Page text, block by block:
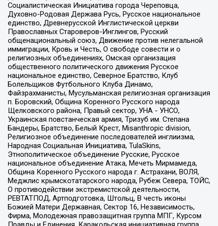
Социалистическая Инициатива города Череповца,
Духовно-Родовая Держава Русь, Русское национальное
единство, Древнерусской Инглистической церкви
Православных Староверов-Инглингов, Русский
общенациональный союз, Движение против нелегальной
иммиграции, Кровь и Честь, О свободе совести и о
религиозных объединениях, Омская организация
общественного политического движения Русское
национальное единство, Северное Братство, Клуб
Болельщиков Футбольного Клуба Динамо,
Файзрахманисты, Мусульманская религиозная организация
п. Боровский, Община Коренного Русского народа
Щелковского района, Правый сектор, УНА - УНСО,
Украинская повстанческая армия, Тризуб им. Степана
Бандеры, Братство, Белый Крест, Misanthropic division,
Религиозное объединение последователей инглиизма,
Народная Социальная Инициатива, TulaSkins,
Этнополитическое объединение Русские, Русское
национальное объединение Атака, Мечеть Мирмамеда,
Община Коренного Русского народа г. Астрахани, ВОЛЯ,
Меджлис крымскотатарского народа, Рубеж Севера, ТОЙС,
О противодействии экстремистской деятельности,
РЕВТАТПОД, Артподготовка, Штольц, В честь иконы
Божией Матери Державная, Сектор 16, Независимость,
Фирма, Молодежная правозащитная группа МПГ, Курсом